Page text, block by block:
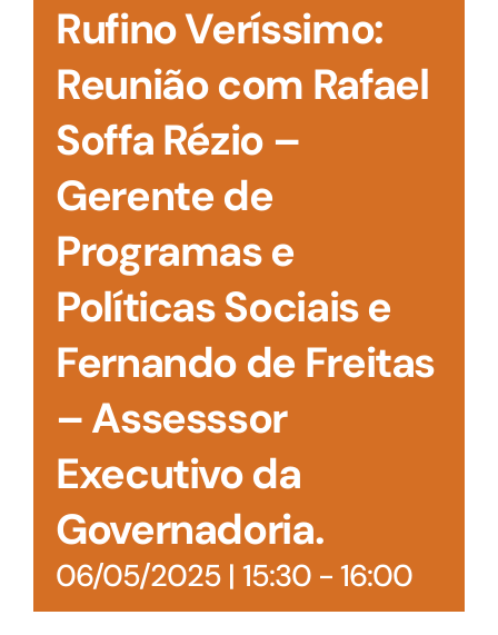
Rufino Veríssimo:
Reunião com Rafael
Soffa Rézio –
Gerente de
Programas e
Políticas Sociais e
Fernando de Freitas
– Assesssor
Executivo da
Governadoria.
06/05/2025 | 15:30- 16:00